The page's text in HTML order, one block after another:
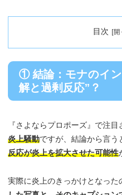
目次
① 結論：モナのイ
解と過剰反応”？
『さよならプロポーズ』で注目
炎上騒動ですが、結論から言う
反応が炎上を拡大させた可能性
実際に炎上のきっかけとなった